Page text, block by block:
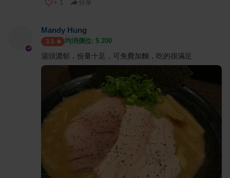
+ 1 分享
Mandy Hung
3.5 均消價位: $ 200
湯頭濃郁，份量十足，可免費加麵，吃的很滿足